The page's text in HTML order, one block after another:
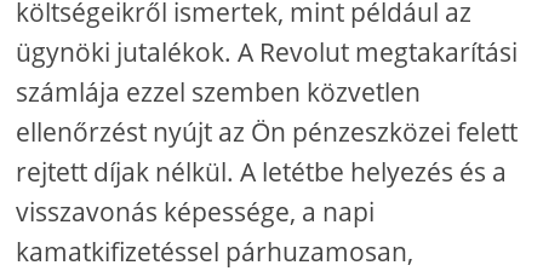
költségeikről ismertek, mint például az
ügynöki jutalékok. A Revolut megtakarítási
számlája ezzel szemben közvetlen
ellenőrzést nyújt az Ön pénzeszközei felett
rejtett díjak nélkül. A letétbe helyezés és a
visszavonás képessége, a napi
kamatkifizetéssel párhuzamosan,